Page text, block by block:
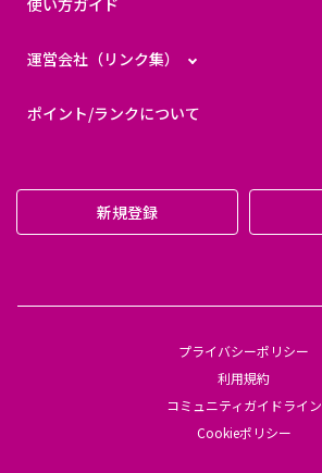
使い方ガイド
運営会社（リンク集）
ポイント/ランクについて
新規登録
プライバシーポリシー
利用規約
コミュニティガイドライン
Cookieポリシー